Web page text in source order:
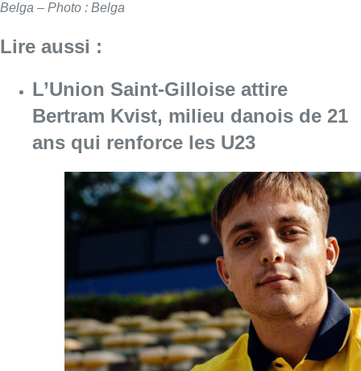
Belga – Photo : Belga
Lire aussi :
L’Union Saint-Gilloise attire
Bertram Kvist, milieu danois de 21
ans qui renforce les U23